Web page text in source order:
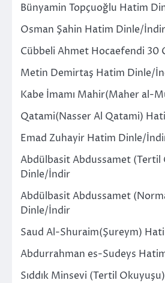
Bünyamin Topçuoğlu Hatim
Osman Şahin Hatim Dinle/İndir
Cübbeli Ahmet Hocaefendi 30
Metin Demirtaş Hatim Dinle/
Kabe İmamı Mahir(Maher al-
Qatami(Nasser Al Qatami)
Emad Zuhayir Hatim Dinle/
Abdülbasit Abdussamet (Tertil
Dinle/İndir
Abdülbasit Abdussamet
Dinle/İndir
Saud Al-Shuraim(Şureym)
Abdurrahman es-Sudeys
Sıddık Minsevi (Tertil